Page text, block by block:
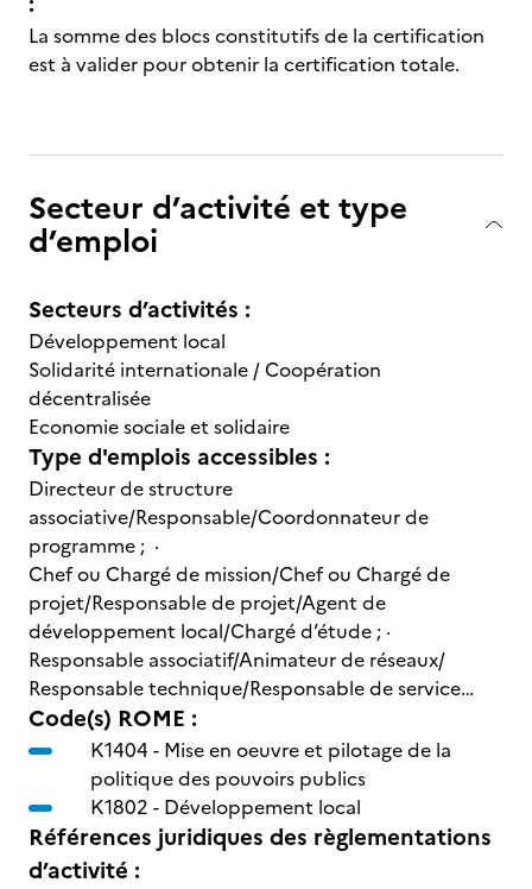
La somme des blocs constitutifs de la certification
est à valider pour obtenir la certification totale.
Secteur d’activité et type
d’emploi
Secteurs d’activités :
Développement local
Solidarité internationale / Coopération
décentralisée
Economie sociale et solidaire
Type d'emplois accessibles :
Directeur de structure
associative/Responsable/Coordonnateur de
programme ; ·
Chef ou Chargé de mission/Chef ou Chargé de
projet/Responsable de projet/Agent de
développement local/Chargé d’étude ; ·
Responsable associatif/Animateur de réseaux/
Responsable technique/Responsable de service…
Code(s) ROME :
K1404 - Mise en oeuvre et pilotage de la
politique des pouvoirs publics
K1802 - Développement local
Références juridiques des règlementations
d’activité :